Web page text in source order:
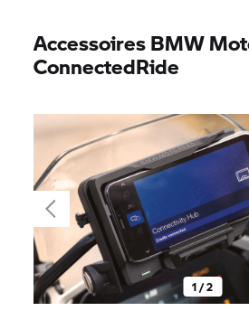
AccessoiresBMW
ConnectedRide
1 / 2